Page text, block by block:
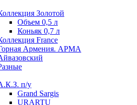
Золотой
Объем 0,5 л
Коньяк 0,7 л
France
Армения. АРМА
п/у
Grand Sargis
URARTU